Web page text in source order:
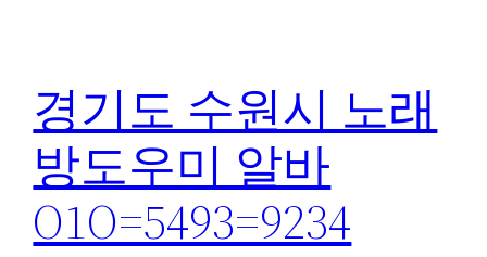
경기도 수원시 노래
방도우미 알바
O1O=5493=9234